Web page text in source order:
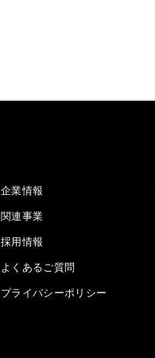
企業情報
関連事業
採用情報
よくあるご質問
プライバシーポリシー